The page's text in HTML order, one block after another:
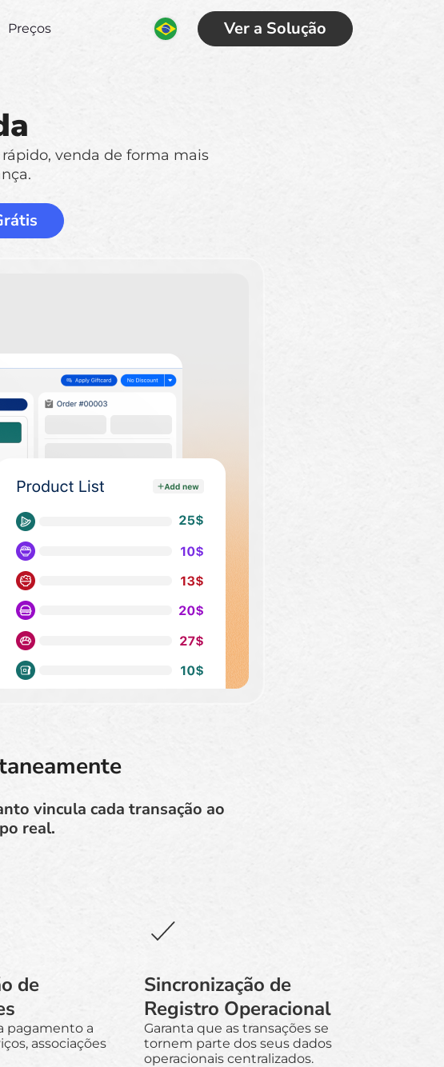
Ver a Solução
Preços
venda de forma mais
vincula cada transação ao
real.
de
pagamento a
associações
Sincronização de
Registro Operacional
Garanta que as transações se
tornem parte dos seus dados
operacionais centralizados.